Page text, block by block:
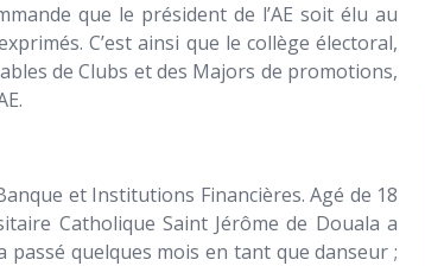
que le président de l’AE soit élu au
C’est ainsi que le collège électoral,
de Clubs et des Majors de promotions,
et Institutions Financières. Agé de 18
Catholique Saint Jérôme de Douala a
passé quelques mois en tant que danseur ;